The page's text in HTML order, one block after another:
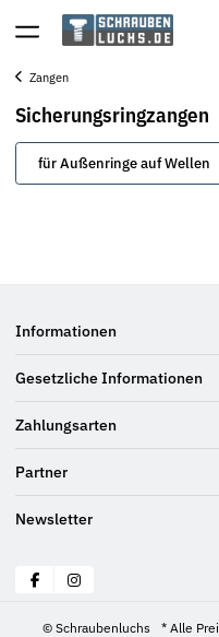
Zangen
Sicherungsringzangen
für Außenringe auf Wellen
Informationen
Gesetzliche Informationen
Zahlungsarten
Partner
Newsletter
© Schraubenluchs * Alle